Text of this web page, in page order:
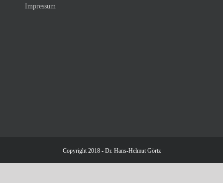
Impressum
Copyright 2018 - Dr. Hans-Helmut Görtz